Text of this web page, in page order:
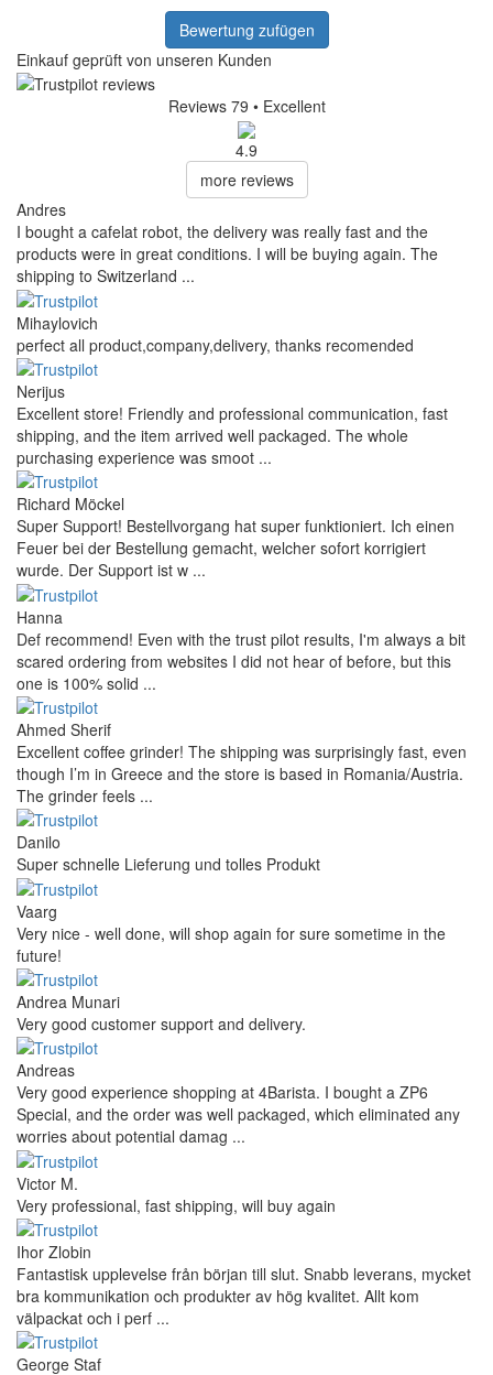
Bewertung zufügen
Einkauf geprüft von unseren Kunden
Reviews 79 • Excellent
4.9
more reviews
Andres
I bought a cafelat robot, the delivery was really fast and the
products were in great conditions. I will be buying again. The
shipping to Switzerland ...
Mihaylovich
perfect all product,company,delivery, thanks recomended
Nerijus
Excellent store! Friendly and professional communication, fast
shipping, and the item arrived well packaged. The whole
purchasing experience was smoot ...
Richard Möckel
Super Support! Bestellvorgang hat super funktioniert. Ich einen
Feuer bei der Bestellung gemacht, welcher sofort korrigiert
wurde. Der Support ist w ...
Hanna
Def recommend! Even with the trust pilot results, I'm always a bit
scared ordering from websites I did not hear of before, but this
one is 100% solid ...
Ahmed Sherif
Excellent coffee grinder! The shipping was surprisingly fast, even
though I’m in Greece and the store is based in Romania/Austria.
The grinder feels ...
Danilo
Super schnelle Lieferung und tolles Produkt
Vaarg
Very nice - well done, will shop again for sure sometime in the
future!
Andrea Munari
Very good customer support and delivery.
Andreas
Very good experience shopping at 4Barista. I bought a ZP6
Special, and the order was well packaged, which eliminated any
worries about potential damag ...
Victor M.
Very professional, fast shipping, will buy again
Ihor Zlobin
Fantastisk upplevelse från början till slut. Snabb leverans, mycket
bra kommunikation och produkter av hög kvalitet. Allt kom
välpackat och i perf ...
George Staf